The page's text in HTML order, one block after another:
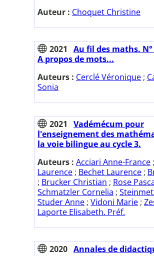
Auteur : Choquet Christine
2021
Au fil des maths. N°
A propos de mots...
Auteurs : Cerclé Véronique ;
Sonia
2021
Vadémécum pour
l'enseignement des
la voie bilingue au cycle 3.
Auteurs : Acciari Anne-France ;
Laurence ; Bechet Laurence ;
; Brucker Christian ; Rose
Schmatzler Cornelia ;
Studer Anne ; Vidoni Marie ;
Laporte Elisabeth. Préf.
2020 Annales de